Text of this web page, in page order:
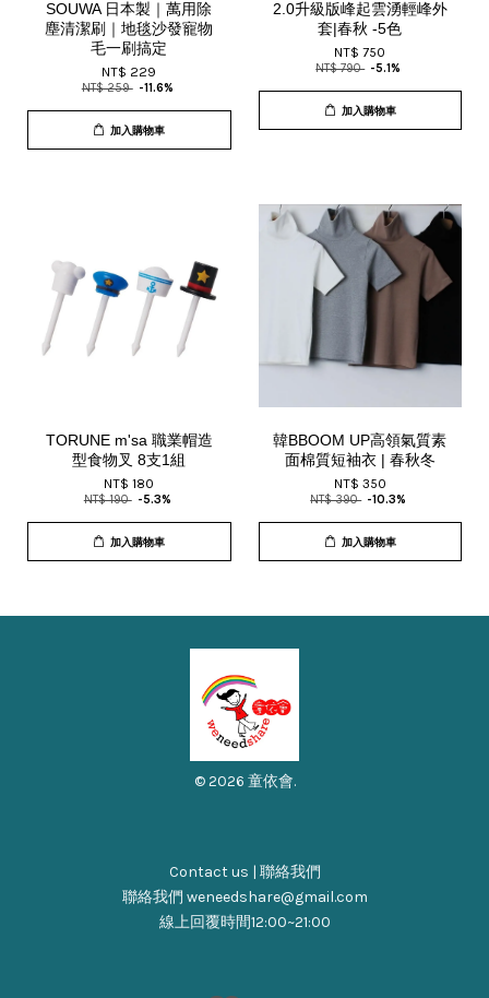
SOUWA 日本製｜萬用除
塵清潔刷｜地毯沙發寵物
毛一刷搞定
NT$ 229
NT$ 259 -11.6%
加入購物車
2.0升級版峰起雲湧輕峰外
套|春秋 -5色
NT$ 750
NT$ 790 -5.1%
加入購物車
TORUNE m'sa 職業帽造
型食物叉 8支1組
NT$ 180
NT$ 190 -5.3%
加入購物車
韓BBOOM UP高領氣質素
面棉質短袖衣 | 春秋冬
NT$ 350
NT$ 390 -10.3%
加入購物車
© 2026 童依會.
Contact us | 聯絡我們
聯絡我們 weneedshare@gmail.com
線上回覆時間12:00~21:00